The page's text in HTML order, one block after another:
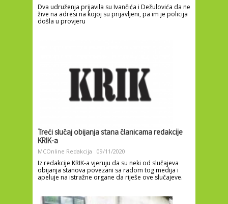
Dva udruženja prijavila su Ivančića i Dežulovića da ne
žive na adresi na kojoj su prijavljeni, pa im je policija
došla u provjeru
Treći slučaj obijanja stana članicama redakcije
KRIK-a
MCOnline Redakcija 09/11/2020
Iz redakcije KRIK-a vjeruju da su neki od slučajeva
obijanja stanova povezani sa radom tog medija i
apeluje na istražne organe da riješe ove slučajeve.